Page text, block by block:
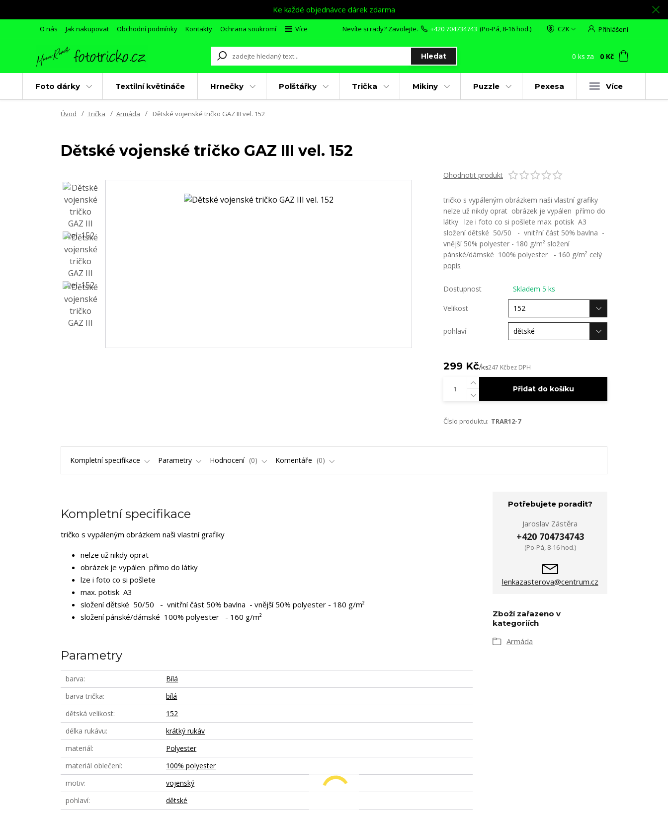
Ke každé objednávce dárek zdarma
O nás Jak nakupovat Obchodní podmínky Kontakty Ochrana soukromí Více CZK Přihlášení
Hledat
Nevíte si rady? Zavolejte. +420 704734743 (Po-Pá, 8-16 hod.)
0 ks za 0 Kč
Foto dárky Textilní květináče Hrnečky Polštářky Trička Mikiny Puzzle Pexesa Více
Úvod Trička Armáda Dětské vojenské tričko GAZ III vel. 152
Dětské vojenské tričko GAZ III vel. 152
Ohodnotit produkt
tričko s vypáleným obrázkem naši vlastní grafiky
nelze už nikdy oprat obrázek je vypálen přímo do
látky lze i foto co si pošlete max. potisk A3
složení dětské 50/50 - vnitřní část 50% bavlna -
vnější 50% polyester - 180 g/m² složení
pánské/dámské 100% polyester - 160 g/m² celý
popis
Dostupnost Skladem 5 ks
Velikost
pohlaví
299 Kč/ks247 Kčbez DPH
Přidat do košíku
Číslo produktu: TRAR12-7
Kompletní specifikace Parametry Hodnocení 0 Komentáře 0
Kompletní specifikace
tričko s vypáleným obrázkem naši vlastní grafiky
nelze už nikdy oprat
obrázek je vypálen přímo do látky
lze i foto co si pošlete
max. potisk A3
složení dětské 50/50 - vnitřní část 50% bavlna - vnější 50% polyester - 180 g/m²
složení pánské/dámské 100% polyester - 160 g/m²
Parametry
barva
Bílá
barva trička
bílá
dětská velikost
152
délka rukávu
krátký rukáv
materiál
Polyester
materiál oblečení
100% polyester
motiv
vojenský
pohlaví
dětské
Potřebujete poradit?
Jaroslav Zástěra
+420 704734743
(Po-Pá, 8-16 hod.)
lenkazasterova@centrum.cz
Zboží zařazeno v
kategoriích
Armáda